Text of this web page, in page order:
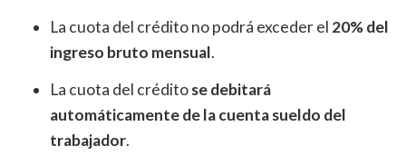
La cuota del crédito no podrá exceder el 20% del
ingreso bruto mensual.
La cuota del créditose debitará
automáticamente de la cuenta sueldo del
trabajador.